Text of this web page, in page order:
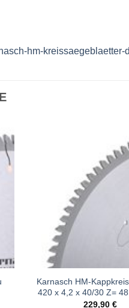
hm-kreissaegeblaetter-
Karnasch HM-
420 x 4,2 x 40/30 Z= 48
229,90€